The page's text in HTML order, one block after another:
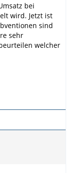
bei
wird. Jetzt ist
sind
sehr
welcher